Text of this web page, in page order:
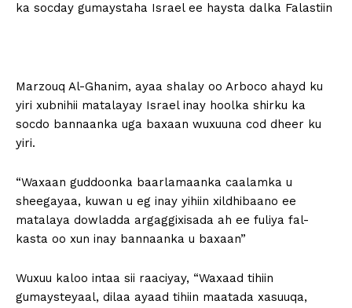
ka socday gumaystaha Israel ee haysta dalka Falastiin
Marzouq Al-Ghanim, ayaa shalay oo Arboco ahayd ku
yiri xubnihii matalayay Israel inay hoolka shirku ka
socdo bannaanka uga baxaan wuxuuna cod dheer ku
yiri.
“Waxaan guddoonka baarlamaanka caalamka u
sheegayaa, kuwan u eg inay yihiin xildhibaano ee
matalaya dowladda argaggixisada ah ee fuliya fal-
kasta oo xun inay bannaanka u baxaan”
Wuxuu kaloo intaa sii raaciyay, “Waxaad tihiin
gumaysteyaal, dilaa ayaad tihiin maatada xasuuqa,